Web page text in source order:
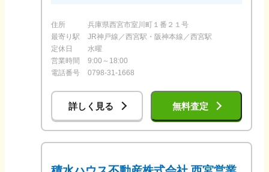
住所
兵庫県西宮市室川町１番２１号
最寄り駅
JR神戸線／西宮駅・阪神本線／西宮駅
定休日
水曜
営業時間
9:00～18:00
電話番号
0798-31-1668
詳しく見る 無料査定